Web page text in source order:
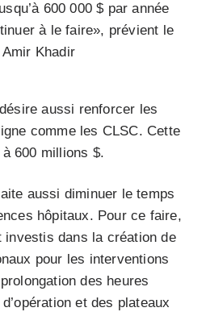
600 000 $ par année
à le faire», prévient le
Khadir
aussi renforcer les
comme les CLSC. Cette
600 millions $.
aussi diminuer le temps
hôpitaux. Pour ce faire,
investis dans la création de
pour les interventions
des heures
et des plateaux